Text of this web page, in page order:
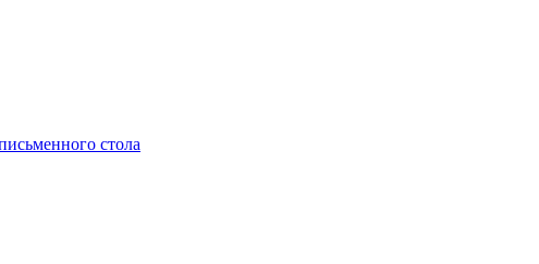
стола